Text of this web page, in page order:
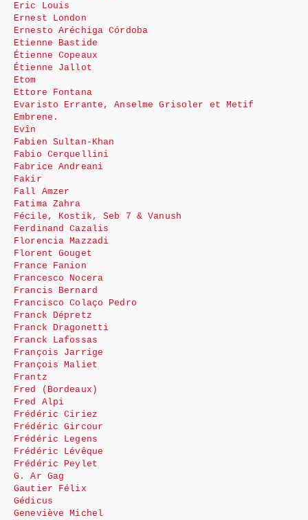
Eric Louis
Ernest London
Ernesto Aréchiga Córdoba
Etienne Bastide
Étienne Copeaux
Étienne Jallot
Etom
Ettore Fontana
Evaristo Errante, Anselme Grisoler et Metif
Embrene.
Evîn
Fabien Sultan-Khan
Fabio Cerquellini
Fabrice Andreani
Fakir
Fall Amzer
Fatima Zahra
Fécile, Kostik, Seb 7 & Vanush
Ferdinand Cazalis
Florencia Mazzadi
Florent Gouget
France Fanion
Francesco Nocera
Francis Bernard
Francisco Colaço Pedro
Franck Dépretz
Franck Dragonetti
Franck Lafossas
François Jarrige
François Maliet
Frantz
Fred (Bordeaux)
Fred Alpi
Frédéric Ciriez
Frédéric Gircour
Frédéric Legens
Frédéric Lévêque
Frédéric Peylet
G. Ar Gag
Gautier Félix
Gédicus
Geneviève Michel